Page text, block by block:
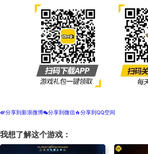
t分享到新浪微博w分享到微信z分享到QQ空间
我想了解这个游戏：